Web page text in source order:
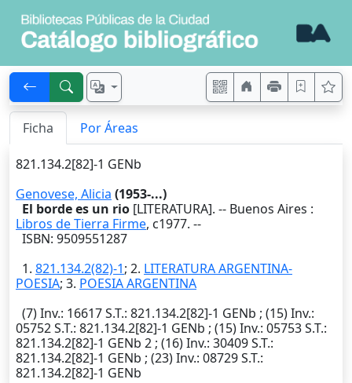
Ficha Por Áreas
821.134.2[82]-1 GENb
Genovese, Alicia (1953-...)
El borde es un rio [LITERATURA]. -- Buenos Aires :
Libros de Tierra Firme, c1977. --
ISBN: 9509551287
1. 821.134.2(82)-1; 2. LITERATURA ARGENTINA-
POESIA; 3. POESIA ARGENTINA
(7)Inv.: 16617S.T.: 821.134.2[82]-1 GENb ; (15)Inv.:
05752S.T.: 821.134.2[82]-1 GENb ; (15)Inv.: 05753S.T.:
821.134.2[82]-1 GENb 2 ; (16)Inv.: 30409S.T.:
821.134.2[82]-1 GENb ; (23)Inv.: 08729S.T.:
821.134.2[82]-1 GENb